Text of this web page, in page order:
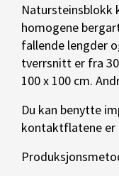
Natursteinsblokk
homogene
fallende lengder
tverrsnitt er fra
100 x 100 cm.
Du kan benytte
kontaktflatene